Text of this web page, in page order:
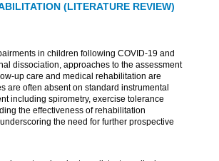
(LITERATURE REVIEW)
in children following COVID-19 and
dissociation, approaches to the assessment
up care and medical rehabilitation are
are often absent on standard instrumental
including spirometry, exercise tolerance
the effectiveness of rehabilitation
the need for further prospective